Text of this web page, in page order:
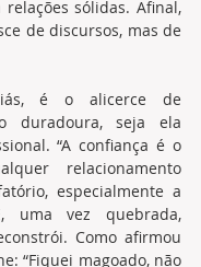
sólidas. Afinal,
de discursos, mas de
é o alicerce de
duradoura, seja ela
“A confiança é o
relacionamento
especialmente a
uma vez quebrada,
Como afirmou
“Fiquei magoado, não